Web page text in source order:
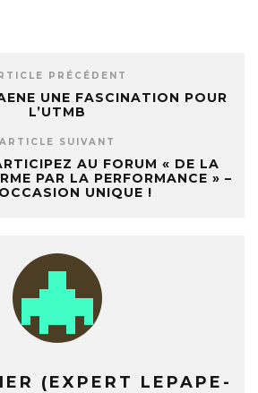
PRÉCÉDENT
UNE FASCINATION POUR
L’UTMB
ARTICLE SUIVANT
AU FORUM « DE LA
PAR LA PERFORMANCE » –
UNIQUE !
(EXPERT LEPAPE-